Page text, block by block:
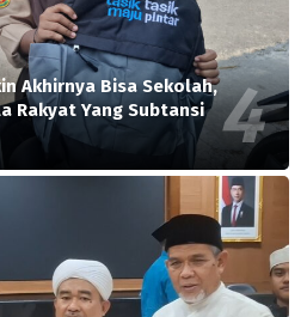
Akhirnya Bisa Sekolah,
Rakyat Yang Subtansi